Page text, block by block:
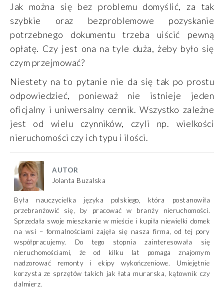
Jak można się bez problemu domyślić, za tak
szybkie oraz bezproblemowe pozyskanie
potrzebnego dokumentu trzeba uiścić pewną
opłatę. Czy jest ona na tyle duża, żeby było się
czym przejmować?
Niestety na to pytanie nie da się tak po prostu
odpowiedzieć, ponieważ nie istnieje jeden
oficjalny i uniwersalny cennik. Wszystko zależne
jest od wielu czynników, czyli np. wielkości
nieruchomości czy ich typu i ilości.
AUTOR
Jolanta Buzalska
Była nauczycielka języka polskiego, która postanowiła
przebranżowić się, by pracować w branży nieruchomości.
Sprzedała swoje mieszkanie w mieście i kupiła niewielki domek
na wsi – formalnościami zajęła się nasza firma, od tej pory
współpracujemy. Do tego stopnia zainteresowała się
nieruchomościami, że od kilku lat pomaga znajomym
nadzorować remonty i ekipy wykończeniowe. Umiejętnie
korzysta ze sprzętów takich jak łata murarska, kątownik czy
dalmierz.